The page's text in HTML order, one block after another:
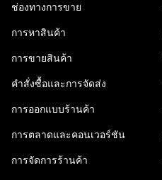
ช่องทางการขาย
การหาสินค้า
การขายสินค้า
คำสั่งซื้อและการจัดส่ง
การออกแบบร้านค้า
การตลาดและคอนเวอร์ชัน
การจัดการร้านค้า